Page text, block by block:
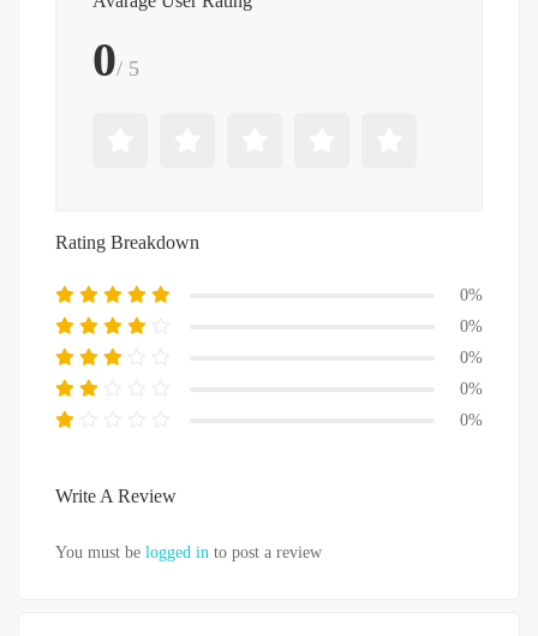
0/ 5
Rating Breakdown
0%
0%
0%
0%
0%
Write A Review
You must be logged in to post a review